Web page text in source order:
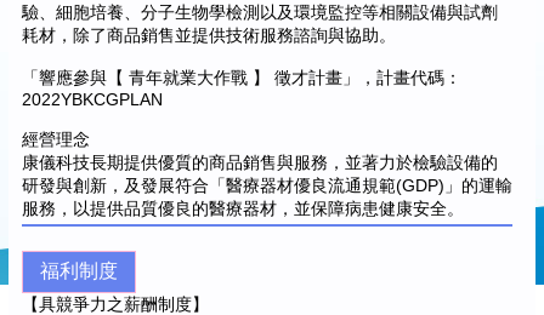
驗、細胞培養、分子生物學檢測以及環境監控等相關設備與試劑
耗材，除了商品銷售並提供技術服務諮詢與協助。
「響應參與【 青年就業大作戰 】 徵才計畫」，計畫代碼：
2022YBKCGPLAN
經營理念
康儀科技長期提供優質的商品銷售與服務，並著力於檢驗設備的
研發與創新，及發展符合「醫療器材優良流通規範(GDP)」的運輸
服務，以提供品質優良的醫療器材，並保障病患健康安全。
福利制度
【具競爭力之薪酬制度】